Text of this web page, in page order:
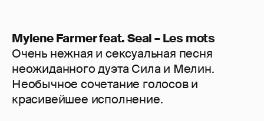
Mylene Farmer feat. Seal – Les mots
Очень нежная и сексуальная песня
неожиданного дуэта Сила и Мелин.
Необычное сочетание голосов и
красивейшее исполнение.